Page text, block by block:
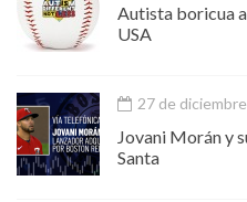
Autista boricua
USA
27 de
Jovani Morán y
Santa